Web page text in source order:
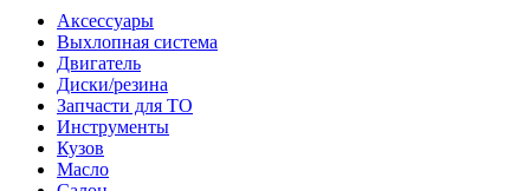
Аксессуары
Выхлопная система
Двигатель
Диски/резина
Запчасти для ТО
Инструменты
Кузов
Масло